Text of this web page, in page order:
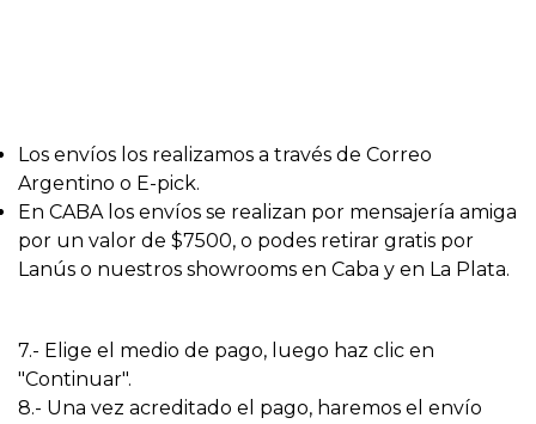
Los envíos los realizamos a través de Correo
Argentino o E-pick.
En CABA los envíos se realizan por mensajería amiga
por un valor de $7500, o podes retirar gratis por
Lanús o nuestros showrooms en Caba y en La Plata.
7.- Elige el medio de pago, luego haz clic en
"Continuar".
8.- Una vez acreditado el pago, haremos el envío